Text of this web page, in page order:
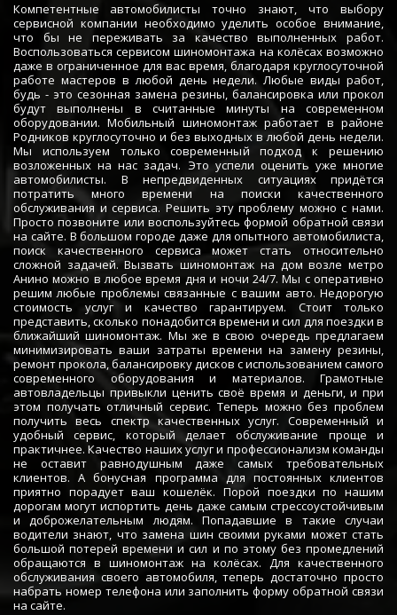
Компетентные автомобилисты точно знают, что выбору
сервисной компании необходимо уделить особое внимание,
что бы не переживать за качество выполненных работ.
Воспользоваться сервисом шиномонтажа на колёсах возможно
даже в ограниченное для вас время, благодаря круглосуточной
работе мастеров в любой день недели. Любые виды работ,
будь - это сезонная замена резины, балансировка или прокол
будут выполнены в считанные минуты на современном
оборудовании. Мобильный шиномонтаж работает в районе
Родников круглосуточно и без выходных в любой день недели.
Мы используем только современный подход к решению
возложенных на нас задач. Это успели оценить уже многие
автомобилисты. В непредвиденных ситуациях придётся
потратить много времени на поиски качественного
обслуживания и сервиса. Решить эту проблему можно с нами.
Просто позвоните или воспользуйтесь формой обратной связи
на сайте. В большом городе даже для опытного автомобилиста,
поиск качественного сервиса может стать относительно
сложной задачей. Вызвать шиномонтаж на дом возле метро
Анино можно в любое время дня и ночи 24/7. Мы с оперативно
решим любые проблемы связанные с вашим авто. Недорогую
стоимость услуг и качество гарантируем. Стоит только
представить, сколько понадобится времени и сил для поездки в
ближайший шиномонтаж. Мы же в свою очередь предлагаем
минимизировать ваши затраты времени на замену резины,
ремонт прокола, балансировку дисков с использованием самого
современного оборудования и материалов. Грамотные
автовладельцы привыкли ценить своё время и деньги, и при
этом получать отличный сервис. Теперь можно без проблем
получить весь спектр качественных услуг. Современный и
удобный сервис, который делает обслуживание проще и
практичнее. Качество наших услуг и профессионализм команды
не оставит равнодушным даже самых требовательных
клиентов. А бонусная программа для постоянных клиентов
приятно порадует ваш кошелёк. Порой поездки по нашим
дорогам могут испортить день даже самым стрессоустойчивым
и доброжелательным людям. Попадавшие в такие случаи
водители знают, что замена шин своими руками может стать
большой потерей времени и сил и по этому без промедлений
обращаются в шиномонтаж на колёсах. Для качественного
обслуживания своего автомобиля, теперь достаточно просто
набрать номер телефона или заполнить форму обратной связи
на сайте.